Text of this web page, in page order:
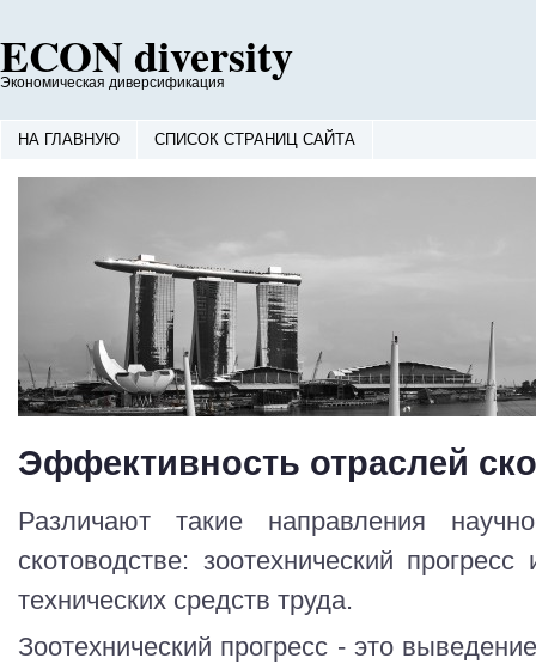
ECON diversity
Экономическая диверсификация
НА ГЛАВНУЮ СПИСОК СТРАНИЦ САЙТА
Эффективность отраслей
Различают такие направления
скотоводстве: зоотехнический
технических средств труда.
Зоотехнический прогресс - это